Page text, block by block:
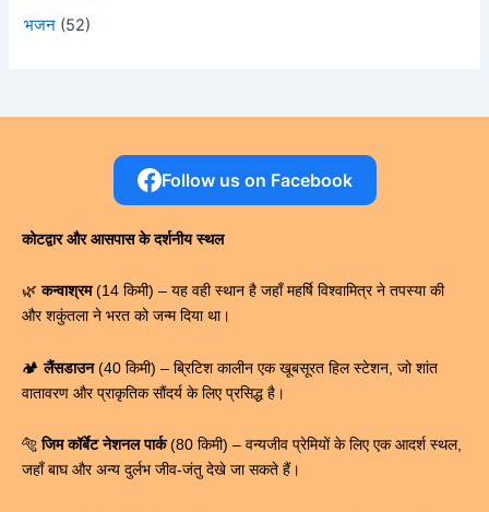
भजन (52)
Follow us on Facebook
कोटद्वार और आसपास के दर्शनीय स्थल
🌿कन्वाश्रम(14 किमी) – यह वही स्थान है जहाँ महर्षि विश्वामित्र ने तपस्या की
और शकुंतला ने भरत को जन्म दिया था।
🏕️लैंसडाउन(40 किमी) – ब्रिटिश कालीन एक खूबसूरत हिल स्टेशन, जो शांत
वातावरण और प्राकृतिक सौंदर्य के लिए प्रसिद्ध है।
🐅जिम कॉर्बेट नेशनल पार्क(80 किमी) – वन्यजीव प्रेमियों के लिए एक आदर्श स्थल,
जहाँ बाघ और अन्य दुर्लभ जीव-जंतु देखे जा सकते हैं।